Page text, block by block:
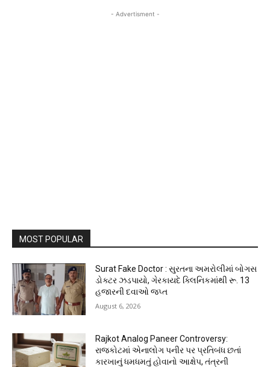
- Advertisment -
MOST POPULAR
Surat Fake Doctor : સુરતના અમરોલીમાં બોગસ
ડોક્ટર ઝડપાયો, ગેરકાયદે ક્લિનિકમાંથી રૂ. 13
હજારની દવાઓ જપ્ત
August 6, 2026
Rajkot Analog Paneer Controversy:
રાજકોટમાં એનાલોગ પનીર પર પ્રતિબંધ છતાં
કારખાનું ધમધમતું હોવાનો આક્ષેપ, તંત્રની